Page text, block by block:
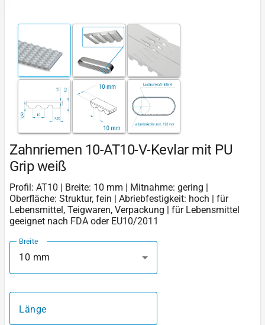
Zahnriemen 10-AT10-V-Kevlar mit PU
Grip weiß
Profil: AT10 | Breite: 10 mm | Mitnahme: gering |
Oberfläche: Struktur, fein | Abriebfestigkeit: hoch | für
Lebensmittel, Teigwaren, Verpackung | für Lebensmittel
geeignet nach FDA oder EU10/2011
Breite
10 mm
Länge